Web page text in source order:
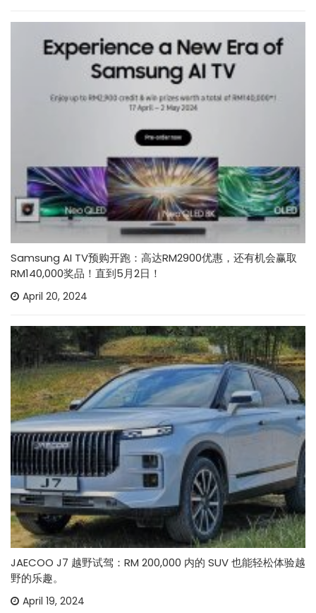
Samsung AI TV预购开跑：高达RM2900优惠，还有机会赢取
RM140,000奖品！直到5月2日！
April 20, 2024
JAECOO J7 越野试驾：RM 200,000 内的 SUV 也能轻松体验越
野的乐趣。
April 19, 2024